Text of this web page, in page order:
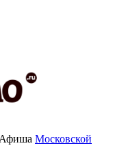
Афиша Московской